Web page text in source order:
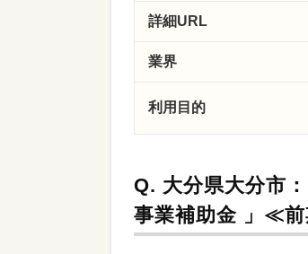
詳細URL
業界
利用目的
Q. 大分県大分市
事業補助金 」≪